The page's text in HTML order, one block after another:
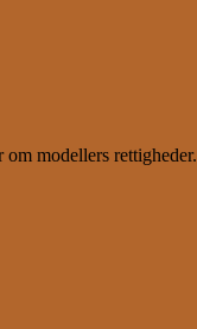
modellers rettigheder.